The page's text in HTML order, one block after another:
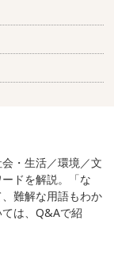
・生活／環境／文
ドを解説。「な
難解な用語もわか
は、Q&Aで紹